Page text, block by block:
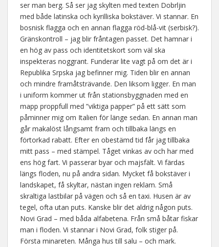
ser man berg. Så ser jag skylten med texten Dobrljin
med både latinska och kyrilliska bokstäver. Vi stannar. En
bosnisk flagga och en annan flagga röd-blå-vit (serbisk?).
Gränskontroll – jag blir fråntagen passet. Det hamnar i
en hög av pass och identitetskort som väl ska
inspekteras noggrant. Funderar lite vagt på om det är i
Republika Srpska jag befinner mig. Tiden blir en annan
och mindre framåtsträvande. Den liksom ligger. En man
i uniform kommer ut från stationsbyggnaden med en
mapp proppfull med ”viktiga papper” på ett sätt som
påminner mig om Italien för länge sedan. En annan man
går makalöst långsamt fram och tillbaka längs en
förtorkad rabatt. Efter en obestämd tid får jag tillbaka
mitt pass – med stämpel. Tåget vinkas av och har med
ens hög fart. Vi passerar byar och majsfält. Vi färdas
längs floden, nu på andra sidan. Mycket få bokstäver i
landskapet, få skyltar, nästan ingen reklam. Små
skraltiga lastbilar på vägen och så en taxi. Husen är av
tegel, ofta utan puts. Kanske blir det aldrig någon puts.
Novi Grad – med båda alfabetena. Från små båtar fiskar
man i floden. Vi stannar i Novi Grad, folk stiger på.
Första minareten. Många hus till salu – och mark.